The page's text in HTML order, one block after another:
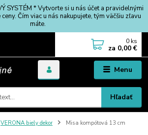
SYSTÉM * Vytvorte si u nás účet a pravidelnými
Čím viac u nás nakupujete, tým väčšiu zľavu
máte.
Menu
Hľadať
0 ks
za 0,00 €
VERONA biely dekor
Misa kompótová 13 cm